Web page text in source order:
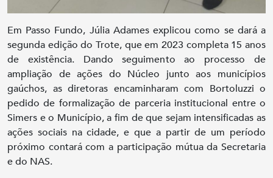
Em Passo Fundo, Júlia Adames explicou como se dará a
segunda edição do Trote, que em 2023 completa 15 anos
de existência. Dando seguimento ao processo de
ampliação de ações do Núcleo junto aos municípios
gaúchos, as diretoras encaminharam com Bortoluzzi o
pedido de formalização de parceria institucional entre o
Simers e o Município, a fim de que sejam intensificadas as
ações sociais na cidade, e que a partir de um período
próximo contará com a participação mútua da Secretaria
e do NAS.